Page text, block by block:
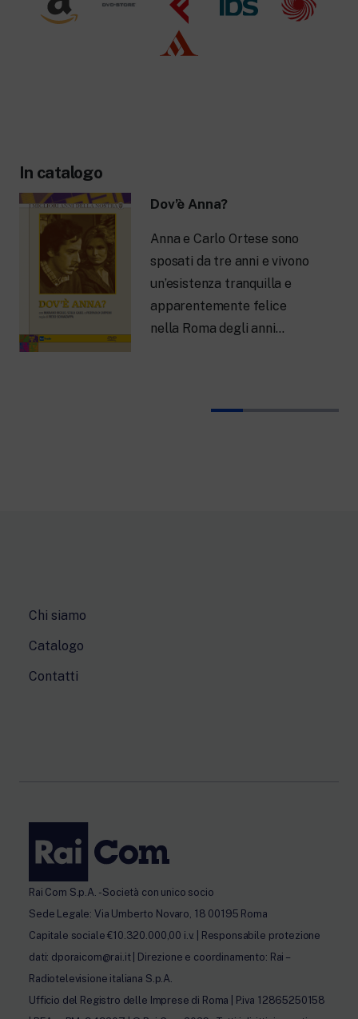
In catalogo
Dov’è Anna?
Anna e Carlo Ortese sono
sposati da tre anni e vivono
un’esistenza tranquilla e
apparentemente felice
nella Roma degli anni…
Chi siamo
Catalogo
Contatti
Rai Com S.p.A. - Società con unico socio
Sede Legale: Via Umberto Novaro, 18 00195 Roma
Capitale sociale €10.320.000,00 i.v. | Responsabile protezione
dati: dporaicom@rai.it | Direzione e coordinamento: Rai –
Radiotelevisione italiana S.p.A.
Ufficio del Registro delle Imprese di Roma | P.iva 12865250158